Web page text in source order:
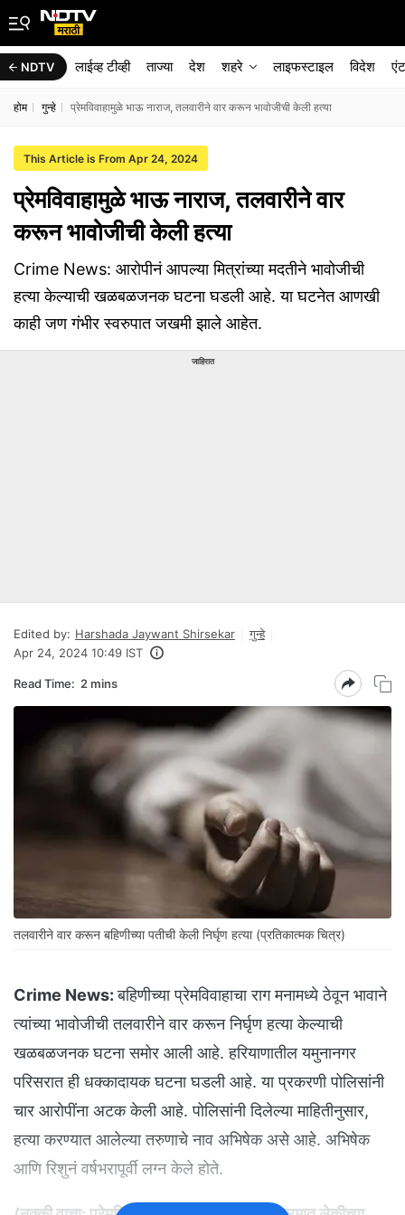
NDTV लाईव्ह टीव्ही ताज्या देश शहरे लाइफस्टाइल विदेश
होम गुन्हे प्रेमविवाहामुळे भाऊ नाराज, तलवारीने वार करून भावोजीची केली हत्या
This Article is From Apr 24, 2024
प्रेमविवाहामुळे भाऊ नाराज, तलवारीने वार
करून भावोजीची केली हत्या
Crime News: आरोपीनं आपल्या मित्रांच्या मदतीने भावोजीची
हत्या केल्याची खळबळजनक घटना घडली आहे. या घटनेत आणखी
काही जण गंभीर स्वरुपात जखमी झाले आहेत.
जाहिरात
Edited by: Harshada Jaywant Shirsekar
गुन्हे
Apr 24, 2024 10:49 IST
Read Time: 2 mins
तलवारीने वार करून बहिणीच्या पतीची केली निर्घृण हत्या (प्रतिकात्मक चित्र)
Crime News:बहिणीच्या प्रेमविवाहाचा राग मनामध्ये ठेवून भावाने
त्यांच्या भावोजीची तलवारीने वार करून निर्घृण हत्या केल्याची
खळबळजनक घटना समोर आली आहे. हरियाणातील यमुनानगर
परिसरात ही धक्कादायक घटना घडली आहे. या प्रकरणी पोलिसांनी
चार आरोपींना अटक केली आहे. पोलिसांनी दिलेल्या माहितीनुसार,
हत्या करण्यात आलेल्या तरुणाचे नाव अभिषेक असे आहे. अभिषेक
आणि रिशुनं वर्षभरापूर्वी लग्न केले होते.